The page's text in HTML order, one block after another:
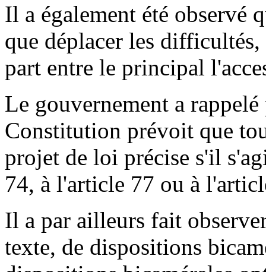
Il a également été observé
que déplacer les
part entre le principal
Le gouvernement a
Constitution prévoit que
projet de loi précise s'il
74, à l'article 77 ou à
Il a par ailleurs fait
texte, de dispositions